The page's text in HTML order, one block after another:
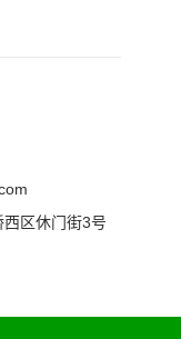
区休门街3号